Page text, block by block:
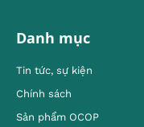
Danh mục
Tin tức, sự kiện
Chính sách
Sản phẩm OCOP